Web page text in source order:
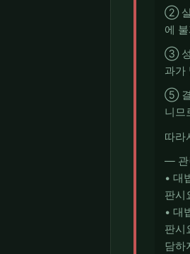
② 살
에
③ 성
과가
⑤ 결
니
따
― 관
• 대
판시
• 대
판시
담하